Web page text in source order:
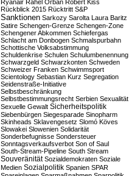
Ryanair Ráhel Orbán Róbert Kiss
Rückblick 2015 Rücktritt S&P
Sanktionen Sarkozy Sarolta Laura Baritz
Satire Schengen-Grenze Schengen-Zone
Schengener Abkommen Schiefergas
Schlacht am Donbogen Schmalspurbahn
Schottische Volksabstimmung
Schuldenkrise Schulen Schulumbenennung
Schwarzgeld Schwarzkonten Schweden
Schweizer Franken Schwimmsport
Scientology Sebastian Kurz Segregation
Seidenstraße-Initiative
Selbstbeschränkung
Selbstbestimmungsrecht Serbien Sexualität
Sexuelle Gewalt Sicherheitspolitik
Siebenbürgen Siegesparade Sinopharm
Skinheads Sklavengesetz Slomó Köves
Slowakei Slowenien Solidarität
Sonderbefugnisse Sondersteuer
Sonntagsverkaufsverbot Son of Saul
South-Stream-Pipeline South Stream
Souveränität Sozialdemokraten Soziale
Medien Sozialpolitik Spanien SPAR